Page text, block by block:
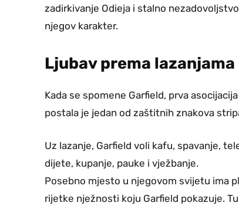
zadirkivanje Odieja i stalno
njegov karakter.
Ljubav prema
Kada se spomene Garfield, prva
postala je jedan od zaštitnih znakova
Uz lazanje, Garfield voli kafu, spavanje,
dijete, kupanje, pauke i vježbanje.
Posebno mjesto u njegovom svijetu ima
rijetke nježnosti koju Garfield pokazuje.